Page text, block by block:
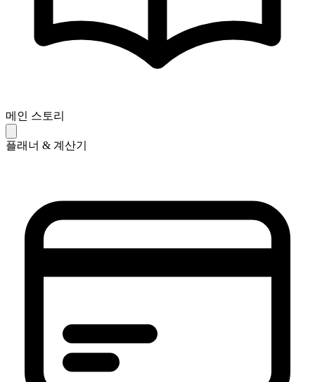
메인 스토리
플래너 & 계산기